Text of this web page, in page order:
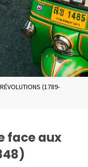
(1789-
face aux